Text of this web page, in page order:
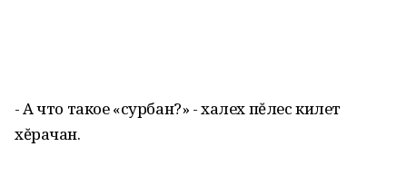
- А что такое «сурбан?» - халех пĕлес килет
хĕрачан.